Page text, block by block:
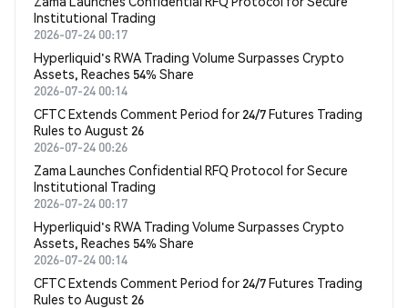
Institutional Trading
2026-07-24 00:17
Hyperliquid's RWA Trading Volume Surpasses Crypto
Assets, Reaches 54% Share
2026-07-24 00:14
CFTC Extends Comment Period for 24/7 Futures Trading
Rules to August 26
2026-07-24 00:26
Zama Launches Confidential RFQ Protocol for Secure
Institutional Trading
2026-07-24 00:17
Hyperliquid's RWA Trading Volume Surpasses Crypto
Assets, Reaches 54% Share
2026-07-24 00:14
CFTC Extends Comment Period for 24/7 Futures Trading
Rules to August 26